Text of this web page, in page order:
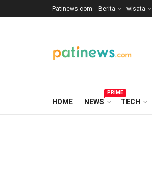
Patinews.com Berita wisata
HOME NEWS
PRIME
TECH